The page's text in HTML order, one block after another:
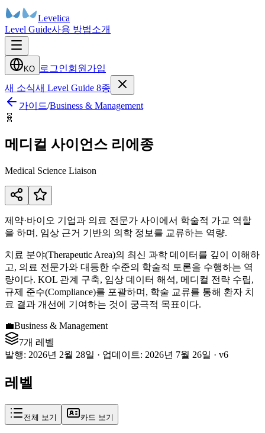
Levelica
Level Guide사용 방법소개
KO 로그인회원가입
새 소식새 Level Guide 8종
가이드/Business & Management
🧬
메디컬 사이언스 리에종
Medical Science Liaison
제약·바이오 기업과 의료 전문가 사이에서 학술적 가교 역할
을 하며, 임상 근거 기반의 의학 정보를 교류하는 역량.
치료 분야(Therapeutic Area)의 최신 과학 데이터를 깊이 이해하
고, 의료 전문가와 대등한 수준의 학술적 토론을 수행하는 역
량이다. KOL 관계 구축, 임상 데이터 해석, 메디컬 전략 수립,
규제 준수(Compliance)를 포괄하며, 학술 교류를 통해 환자 치
료 결과 개선에 기여하는 것이 궁극적 목표이다.
💼Business & Management
7개 레벨
발행: 2026년 2월 28일 · 업데이트: 2026년 7월 26일 · v6
레벨
전체 보기 카드 보기